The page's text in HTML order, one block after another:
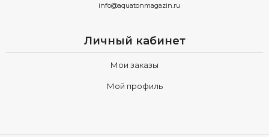
info@aquatonmagazin.ru
Личный кабинет
Мои заказы
Мой профиль